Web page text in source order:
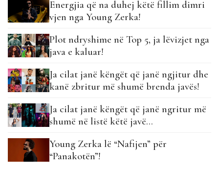
Energjia që na duhej këtë fillim dimri
vjen nga Young Zerka!
Plot ndryshime në Top 5, ja lëvizjet nga
java e kaluar!
Ja cilat janë këngët që janë ngjitur dhe
kanë zbritur më shumë brenda javës!
Ja cilat janë këngët që janë ngritur më
shumë në listë këtë javë…
Young Zerka lë “Nafijen” për
“Panakotën”!